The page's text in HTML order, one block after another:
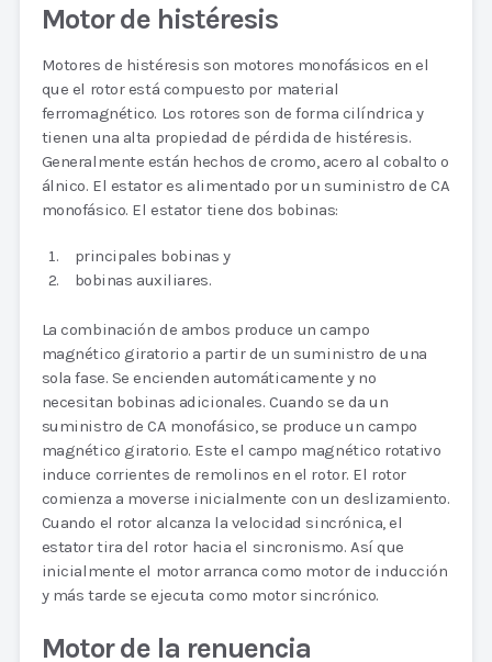
Motor de histéresis
Motores de histéresis son motores monofásicos en el
que el rotor está compuesto por material
ferromagnético. Los rotores son de forma cilíndrica y
tienen una alta propiedad de pérdida de histéresis.
Generalmente están hechos de cromo, acero al cobalto o
álnico. El estator es alimentado por un suministro de CA
monofásico. El estator tiene dos bobinas:
principales bobinas y
bobinas auxiliares.
La combinación de ambos produce un campo
magnético giratorio a partir de un suministro de una
sola fase. Se encienden automáticamente y no
necesitan bobinas adicionales. Cuando se da un
suministro de CA monofásico, se produce un campo
magnético giratorio. Este el campo magnético rotativo
induce corrientes de remolinos en el rotor. El rotor
comienza a moverse inicialmente con un deslizamiento.
Cuando el rotor alcanza la velocidad sincrónica, el
estator tira del rotor hacia el sincronismo. Así que
inicialmente el motor arranca como motor de inducción
y más tarde se ejecuta como motor sincrónico.
Motor de la renuencia